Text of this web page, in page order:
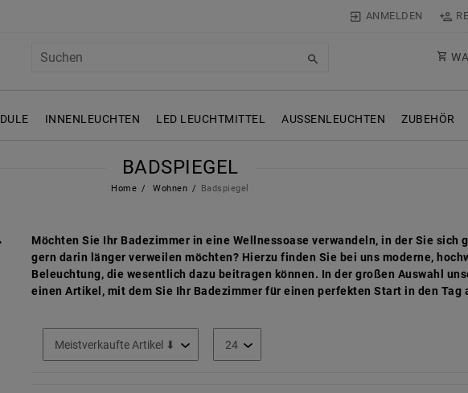
ANMELDEN
INNENLEUCHTEN LED LEUCHTMITTEL AUSSENLEUCHTEN ZUBEHÖR
BADSPIEGEL
Home Wohnen Badspiegel
Möchten Sie Ihr Badezimmer in eine Wellnessoase verwandeln, in der Sie sich
gern darin länger verweilen möchten? Hierzu finden Sie bei uns moderne,
Beleuchtung, die wesentlich dazu beitragen können. In der großen Auswahl
einen Artikel, mit dem Sie Ihr Badezimmer für einen perfekten Start in den Tag